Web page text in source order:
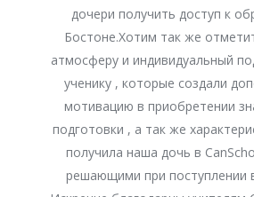
дочери получить доступ к
Бостоне.Хотим так же
атмосферу и индивидуальный
ученику , которые создали
мотивацию в приобретении
подготовки , а так же
получила наша дочь в
решающими при поступлении